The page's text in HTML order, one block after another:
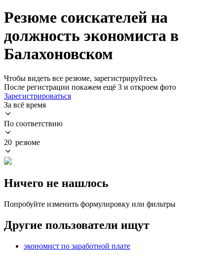
Резюме соискателей на
должность экономиста в
Балахоновском
Чтобы видеть все резюме, зарегистрируйтесь
После регистрации покажем ещё 3 и откроем фото
Зарегистрироваться
За всё время
По соответствию
20 резюме
Ничего не нашлось
Попробуйте изменить формулировку или фильтры
Другие пользователи ищут
экономист по заработной плате